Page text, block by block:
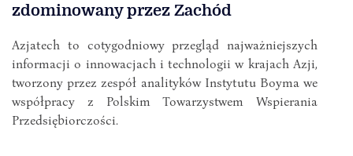
zdominowany przez Zachód
Azjatech to cotygodniowy przegląd najważniejszych
informacji o innowacjach i technologii w krajach Azji,
tworzony przez zespół analityków Instytutu Boyma we
współpracy z Polskim Towarzystwem Wspierania
Przedsiębiorczości.